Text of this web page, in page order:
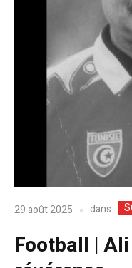
29 août 2025 dans
Football |